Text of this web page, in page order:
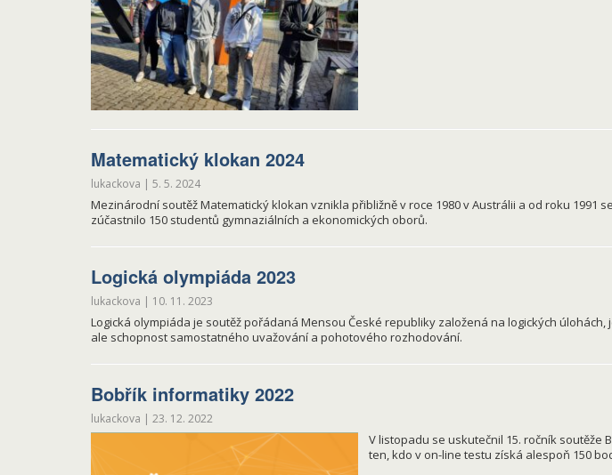
Matematický klokan 2024
lukackova | 5. 5. 2024
Mezinárodní soutěž Matematický klokan vznikla přibližně v roce 1980 v Austrálii a od roku 1991
zúčastnilo 150 studentů gymnaziálních a ekonomických oborů.
Logická olympiáda 2023
lukackova | 10. 11. 2023
Logická olympiáda je soutěž pořádaná Mensou České republiky založená na logických
ale schopnost samostatného uvažování a pohotového rozhodování.
Bobřík informatiky 2022
lukackova | 23. 12. 2022
V listopadu se uskutečnil 15. ročník soutěže
ten, kdo v on-line testu získá alespoň 150